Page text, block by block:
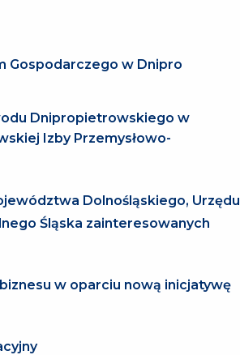
Gospodarczego w Dnipro
Dnipropietrowskiego w
Izby Przemysłowo-
Dolnośląskiego, Urzędu
Śląska zainteresowanych
w oparciu nową inicjatywę